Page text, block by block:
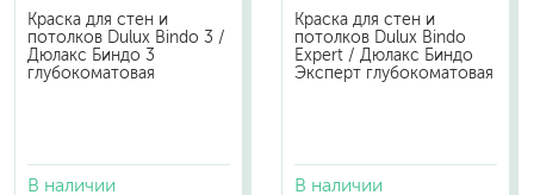
Краска для стен и
потолков Dulux Bindo 3 /
Дюлакс Биндо 3
глубокоматовая
В наличии
Краска для стен и
потолков Dulux Bindo
Expert / Дюлакс Биндо
Эксперт глубокоматовая
В наличии